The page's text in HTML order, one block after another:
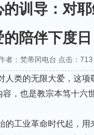
训导：对
陪伴下度日
：梵蒂冈电台 点击： 713
人类的无限大爱，这项
，也是教宗本笃十六
的工业革命时代起，用